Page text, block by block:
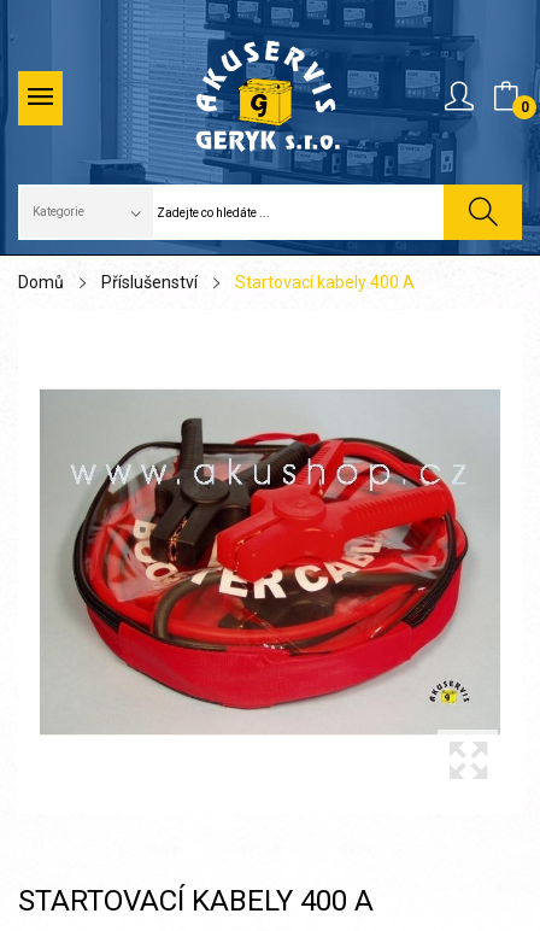
0
Domů Příslušenství Startovací kabely 400 A
STARTOVACÍ KABELY 400 A